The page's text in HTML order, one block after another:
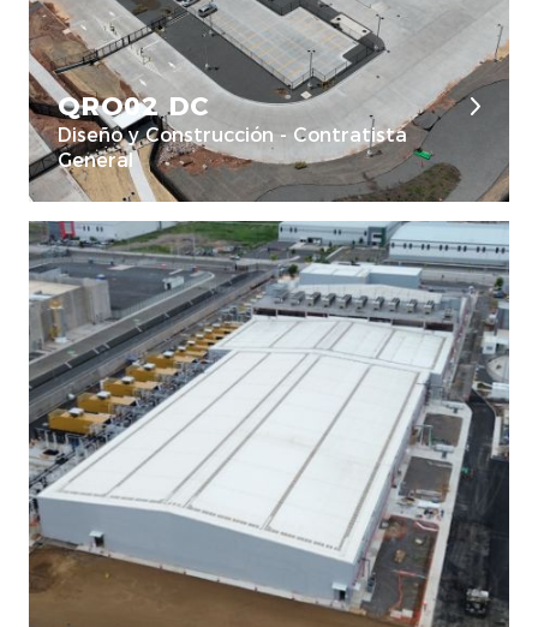
QRO02 DC
Diseño y Construcción - Contratista
General